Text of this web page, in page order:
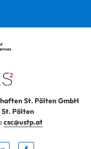
St. Pölten GmbH
St. Pölten
csc@ustp.at